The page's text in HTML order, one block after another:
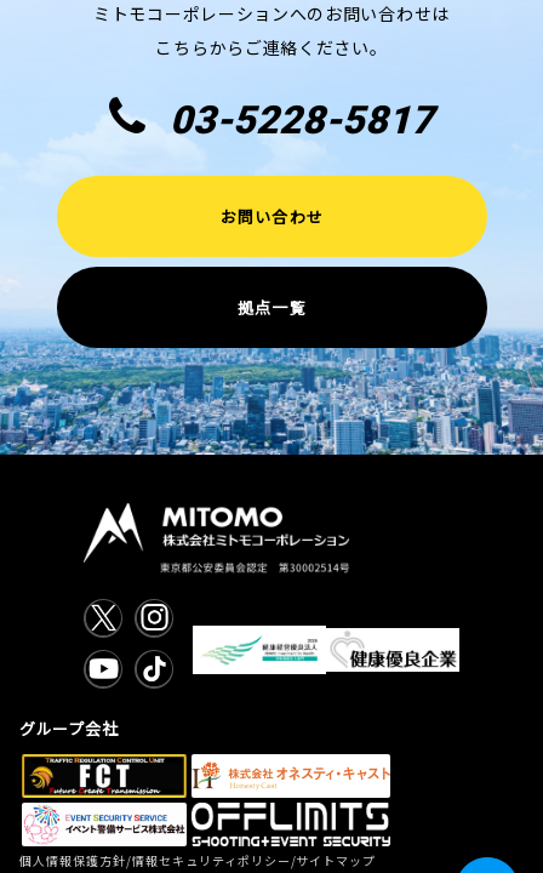
ミトモコーポレーションへのお問い合わせは
こちらからご連絡ください。
03-5228-5817
お問い合わせ
拠点一覧
グループ会社
個人情報保護方針/情報セキュリティポリシー /サイトマップ